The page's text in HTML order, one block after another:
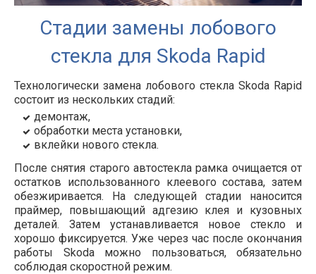
Стадии замены лобового
стекла для Skoda Rapid
Технологически замена лобового стекла Skoda Rapid
состоит из нескольких стадий:
демонтаж,
обработки места установки,
вклейки нового стекла.
После снятия старого автостекла рамка очищается от
остатков использованного клеевого состава, затем
обезжиривается. На следующей стадии наносится
праймер, повышающий адгезию клея и кузовных
деталей. Затем устанавливается новое стекло и
хорошо фиксируется. Уже через час после окончания
работы Skoda можно пользоваться, обязательно
соблюдая скоростной режим.